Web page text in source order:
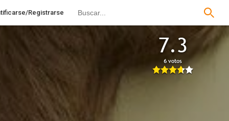
Registrarse
7.3
6 votos